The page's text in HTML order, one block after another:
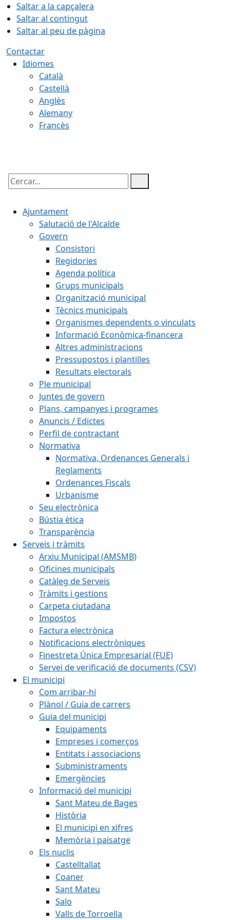
Saltar a la capçalera
Saltar al contingut
Saltar al peu de pàgina
Contactar
Idiomes
Català
Castellà
Anglès
Alemany
Francès
Cercar:
Ajuntament
Salutació de l'Alcalde
Govern
Consistori
Regidories
Agenda política
Grups municipals
Organització municipal
Tècnics municipals
Organismes dependents o vinculats
Informació Econòmica-financera
Altres administracions
Pressupostos i plantilles
Resultats electorals
Ple municipal
Juntes de govern
Plans, campanyes i programes
Anuncis / Edictes
Perfil de contractant
Normativa
Normativa, Ordenances Generals i
Reglaments
Ordenances Fiscals
Urbanisme
Seu electrònica
Bústia ètica
Transparència
Serveis i tràmits
Arxiu Municipal (AMSMB)
Oficines municipals
Catàleg de Serveis
Tràmits i gestions
Carpeta ciutadana
Impostos
Factura electrònica
Notificacions electròniques
Finestreta Única Empresarial (FUE)
Servei de verificació de documents (CSV)
El municipi
Com arribar-hi
Plànol / Guia de carrers
Guia del municipi
Equipaments
Empreses i comerços
Entitats i associacions
Subministraments
Emergències
Informació del municipi
Sant Mateu de Bages
Història
El municipi en xifres
Memòria i paisatge
Els nuclis
Castelltallat
Coaner
Sant Mateu
Salo
Valls de Torroella